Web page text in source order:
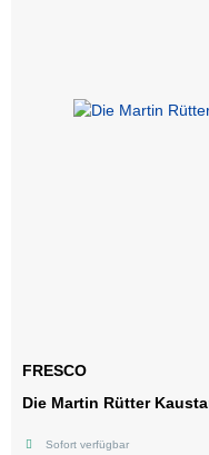
FRESCO
Die Martin Rütter
Sofort verfügbar